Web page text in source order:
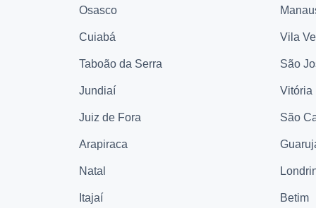
Osasco
Cuiabá Vila
Taboão da Serra São
Jundiaí Vitória
Juiz de Fora São
Arapiraca
Natal
Itajaí Betim